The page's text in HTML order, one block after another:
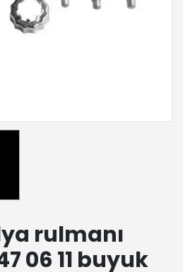
rulmanı
06 11 buyuk